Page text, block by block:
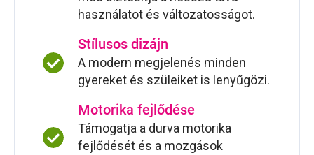
használatot és változatosságot.
Stílusos dizájn
A modern megjelenés minden
gyereket és szüleiket is lenyűgözi.
Motorika fejlődése
Támogatja a durva motorika
fejlődését és a mozgások